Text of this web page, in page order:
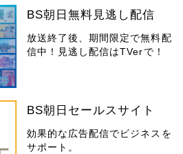
BS朝日無料見逃し配信
放送終了後、期間限定で無料配
信中！見逃し配信はTVerで！
BS朝日セールスサイト
効果的な広告配信でビジネスを
サポート。